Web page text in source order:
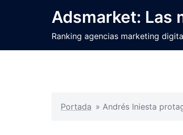
Adsmarket: Las
Ranking agencias marketing
Portada » Andrés Iniesta